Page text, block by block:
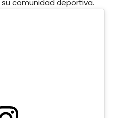
comunidad deportiva.